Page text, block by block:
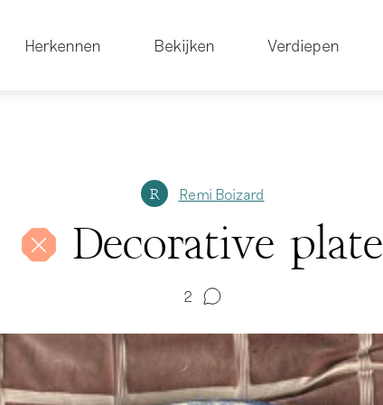
Herkennen Bekijken Verdiepen
R Remi Boizard
Decorative plate
2